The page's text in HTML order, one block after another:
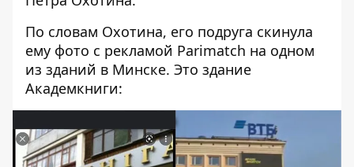
По словам Охотина, его подруга скинула
ему фото с рекламой Parimatch на одном
из зданий в Минске. Это здание
Академкниги: